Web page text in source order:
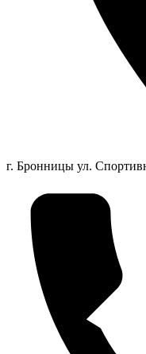
г. Бронницы ул.